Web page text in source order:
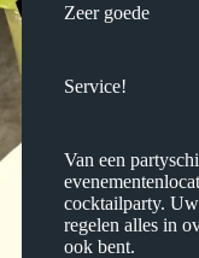
Zeer goede
Service!
Van een
cocktailparty.
regelen alles in
ook bent.